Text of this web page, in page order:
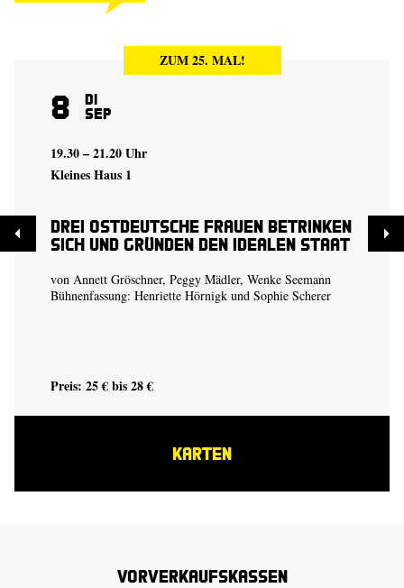
ZUM 25. MAL!
8 Di
Sep
19.30 – 21.20 Uhr
Kleines Haus 1
Drei ostdeutsche Frauen betrinken
sich und gründen den idealen Staat
von Annett Gröschner, Peggy Mädler, Wenke Seemann
Bühnenfassung: Henriette Hörnigk und Sophie Scherer
Preis: 25 € bis 28 €
KARTEN
Vorverkaufskassen